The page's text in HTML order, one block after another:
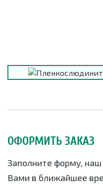
ОФОРМИТЬ ЗАКАЗ
Заполните форму,
Вами в ближайшее